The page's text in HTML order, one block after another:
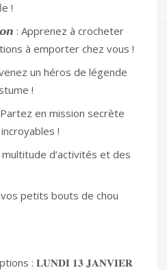
!
: Apprenez à crocheter
à emporter chez vous !
un héros de légende
!
en mission secrète
!
multitude d’activités et des
petits bouts de chou
: 𝐋𝐔𝐍𝐃𝐈 𝟏𝟑 𝐉𝐀𝐍𝐕𝐈𝐄𝐑